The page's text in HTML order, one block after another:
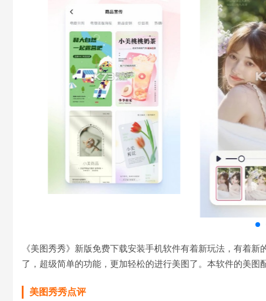
《美图秀秀》新版免费下载安装手机软件有着新玩法，有着
了，超级简单的功能，更加轻松的进行美图了。本软件的美图
美图秀秀点评